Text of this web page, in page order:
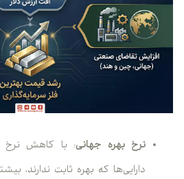
نرخ بهره جهانی: با کاهش نرخ
دارایی‌ها که بهره ثابت ندارند،